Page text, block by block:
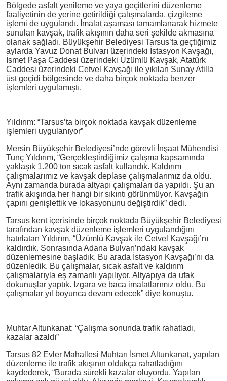
Bölgede asfalt yenileme ve yaya geçitlerini düzenleme
faaliyetinin de yerine getirildiği çalışmalarda, çizgileme
işlemi de uygulandı. İmalat aşaması tamamlanarak hizmete
sunulan kavşak, trafik akışının daha seri şekilde akmasına
olanak sağladı. Büyükşehir Belediyesi Tarsus’ta geçtiğimiz
aylarda Yavuz Donat Bulvarı üzerindeki İstasyon Kavşağı,
İsmet Paşa Caddesi üzerindeki Üzümlü Kavşak, Atatürk
Caddesi üzerindeki Cetvel Kavşağı ile yıkılan Sunay Atilla
üst geçidi bölgesinde ve daha birçok noktada benzer
işlemleri uygulamıştı.
Yıldırım: “Tarsus’ta birçok noktada kavşak düzenleme
işlemleri uygulanıyor”
Mersin Büyükşehir Belediyesi’nde görevli İnşaat Mühendisi
Tunç Yıldırım, “Gerçekleştirdiğimiz çalışma kapsamında
yaklaşık 1.200 ton sıcak asfalt kullandık. Kaldırım
çalışmalarımız ve kavşak deplase çalışmalarımız da oldu.
Aynı zamanda burada altyapı çalışmaları da yapıldı. Şu an
trafik akışında her hangi bir sıkıntı görünmüyor. Kavşağın
çapını genişlettik ve lokasyonunu değiştirdik” dedi.
Tarsus kent içerisinde birçok noktada Büyükşehir Belediyesi
tarafından kavşak düzenleme işlemleri uygulandığını
hatırlatan Yıldırım, “Üzümlü Kavşak ile Cetvel Kavşağı’nı
kaldırdık. Sonrasında Adana Bulvarı’ndaki kavşak
düzenlemesine başladık. Bu arada İstasyon Kavşağı’nı da
düzenledik. Bu çalışmalar, sıcak asfalt ve kaldırım
çalışmalarıyla eş zamanlı yapılıyor. Altyapıya da ufak
dokunuşlar yaptık. Izgara ve baca imalatlarımız oldu. Bu
çalışmalar yıl boyunca devam edecek” diye konuştu.
Muhtar Altunkanat: “Çalışma sonunda trafik rahatladı,
kazalar azaldı”
Tarsus 82 Evler Mahallesi Muhtarı İsmet Altunkanat, yapılan
düzenleme ile trafik akışının oldukça rahatladığını
kaydederek, “Burada sürekli kazalar oluyordu. Yapılan